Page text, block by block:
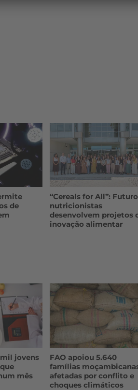
de
“Cereals for All”:
nutricionistas
desenvolvem projetos
inovação alimentar
jovens
mês
FAO apoiou 5.640
famílias
afetadas por conflito e
choques climáticos